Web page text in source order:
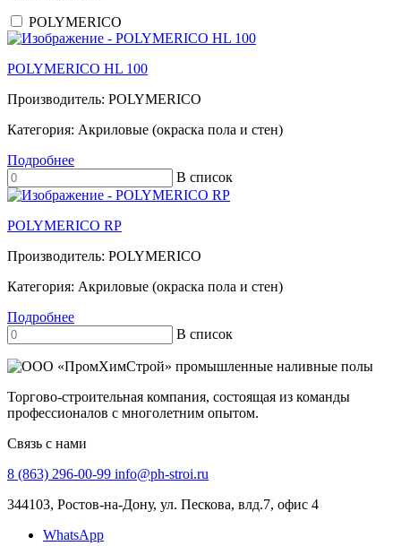
POLYMERICO
POLYMERICO HL 100
Производитель: POLYMERICO
Категория: Акриловые (окраска пола и стен)
Подробнее
В список
POLYMERICO RP
Производитель: POLYMERICO
Категория: Акриловые (окраска пола и стен)
Подробнее
В список
Торгово-строительная компания, состоящая из команды
профессионалов с многолетним опытом.
Связь с нами
8 (863) 296-00-99 info@ph-stroi.ru
344103, Ростов-на-Дону, ул. Пескова, влд.7, офис 4
WhatsApp